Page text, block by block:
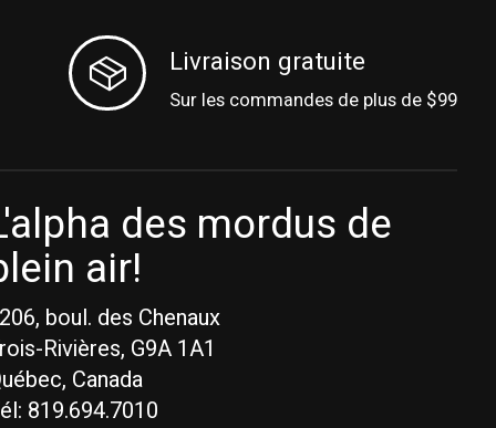
Livraison gratuite
Sur les commandes de plus de $99
des mordus de
air!
boul. des Chenaux
Rivières, G9A 1A1
Canada
819.694.7010